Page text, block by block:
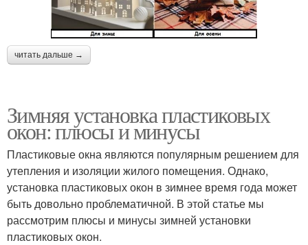
читать дальше →
Зимняя установка пластиковых
окон: плюсы и минусы
Пластиковые окна являются популярным решением для
утепления и изоляции жилого помещения. Однако,
установка пластиковых окон в зимнее время года может
быть довольно проблематичной. В этой статье мы
рассмотрим плюсы и минусы зимней установки
пластиковых окон.